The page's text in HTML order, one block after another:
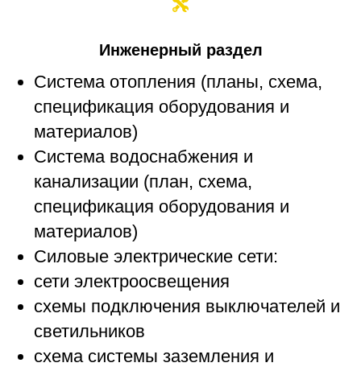
Инженерный раздел
Система отопления (планы, схема,
спецификация оборудования и
материалов)
Система водоснабжения и
канализации (план, схема,
спецификация оборудования и
материалов)
Силовые электрические сети:
сети электроосвещения
схемы подключения выключателей и
светильников
схема системы заземления и